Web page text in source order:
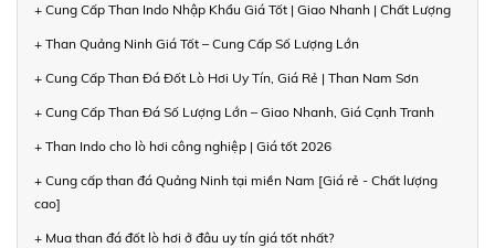
+ Cung Cấp Than Indo Nhập Khẩu Giá Tốt | Giao Nhanh | Chất Lượng
+ Than Quảng Ninh Giá Tốt – Cung Cấp Số Lượng Lớn
+ Cung Cấp Than Đá Đốt Lò Hơi Uy Tín, Giá Rẻ | Than Nam Sơn
+ Cung Cấp Than Đá Số Lượng Lớn – Giao Nhanh, Giá Cạnh Tranh
+ Than Indo cho lò hơi công nghiệp | Giá tốt 2026
+ Cung cấp than đá Quảng Ninh tại miền Nam [Giá rẻ - Chất lượng
cao]
+ Mua than đá đốt lò hơi ở đâu uy tín giá tốt nhất?